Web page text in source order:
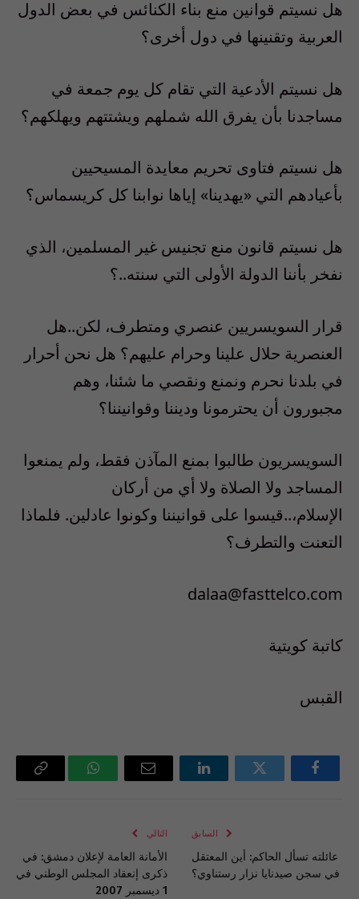
هل نسيتم قوانين منع بناء الكنائس في بعض الدول
العربية وتقنينها في دول أخرى؟
هل نسيتم الأدعية التي تقام كل يوم جمعة في
مساجدنا بأن يفرق الله شملهم ويشتتهم ويهلكهم؟
هل نسيتم فتاوى تحريم معايدة المسيحيين
بأعيادهم التي «يهدينا» إياها نوابنا كل كريسماس؟
هل نسيتم قانون منع تجنيس غير المسلمين، الذي
نفخر بأننا الدولة الأولى التي سنته..؟
قرار السويسريين عنصري ومتطرف، لكن..هل
العنصرية حلال علينا وحرام عليهم؟ هل نحن أحرار
في بلدنا نحرم ونمنع ونقصي ما شئنا، وهم
مجبورون أن يحترمونا وديننا وقوانيننا؟
السويسريون طالبوا بمنع المآذن فقط، ولم يمنعوا
المساجد ولا الصلاة ولا أي من أركان
الإسلام،..قيسوا على قوانيننا وكونوا عادلين. فلماذا
التعنت والتطرف؟
dalaa@fasttelco.com
كاتبة كويتية
القبس
فيسبوك تويتر لينكدإن
البريد
واتساب Copy
السابق
عائلته تسأل الحاكم: أين المعتقل
في سجن صيدنايا نزار رستناوي؟
التالي
الأمانة العامة لإعلان دمشق: في
ذكرى إنعقاد المجلس الوطني في
1 ديسمبر 2007